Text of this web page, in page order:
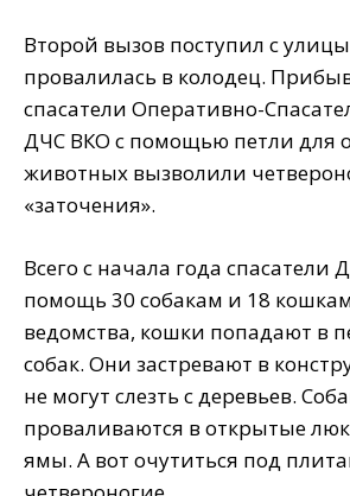
Второй вызов поступил с
провалилась в колодец.
спасатели Оперативно-
ДЧС ВКО с помощью петли для
животных вызволили
«заточения».
Всего с начала года спасатели
помощь 30 собакам и 18
ведомства, кошки попадают в
собак. Они застревают в
не могут слезть с деревьев.
проваливаются в открытые
ямы. А вот очутиться под